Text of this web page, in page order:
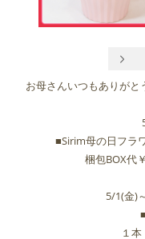
お母さんいつもありが
■Sirim母の日フラ
梱包BOX代
5/1(金)
１